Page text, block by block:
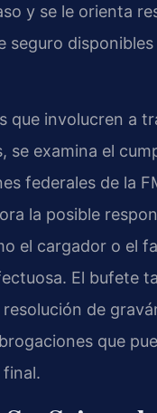
y se le orienta
seguro
que involucren a
se examina el
federales de la
la posible
el cargador o el
El bufete
resolución de
que